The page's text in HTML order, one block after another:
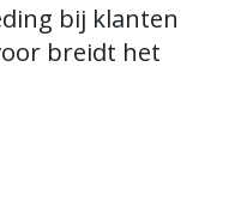
bij klanten
breidt het